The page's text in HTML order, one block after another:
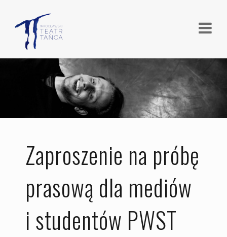
Zaproszenie na próbę
prasową dla mediów
i studentów PWST